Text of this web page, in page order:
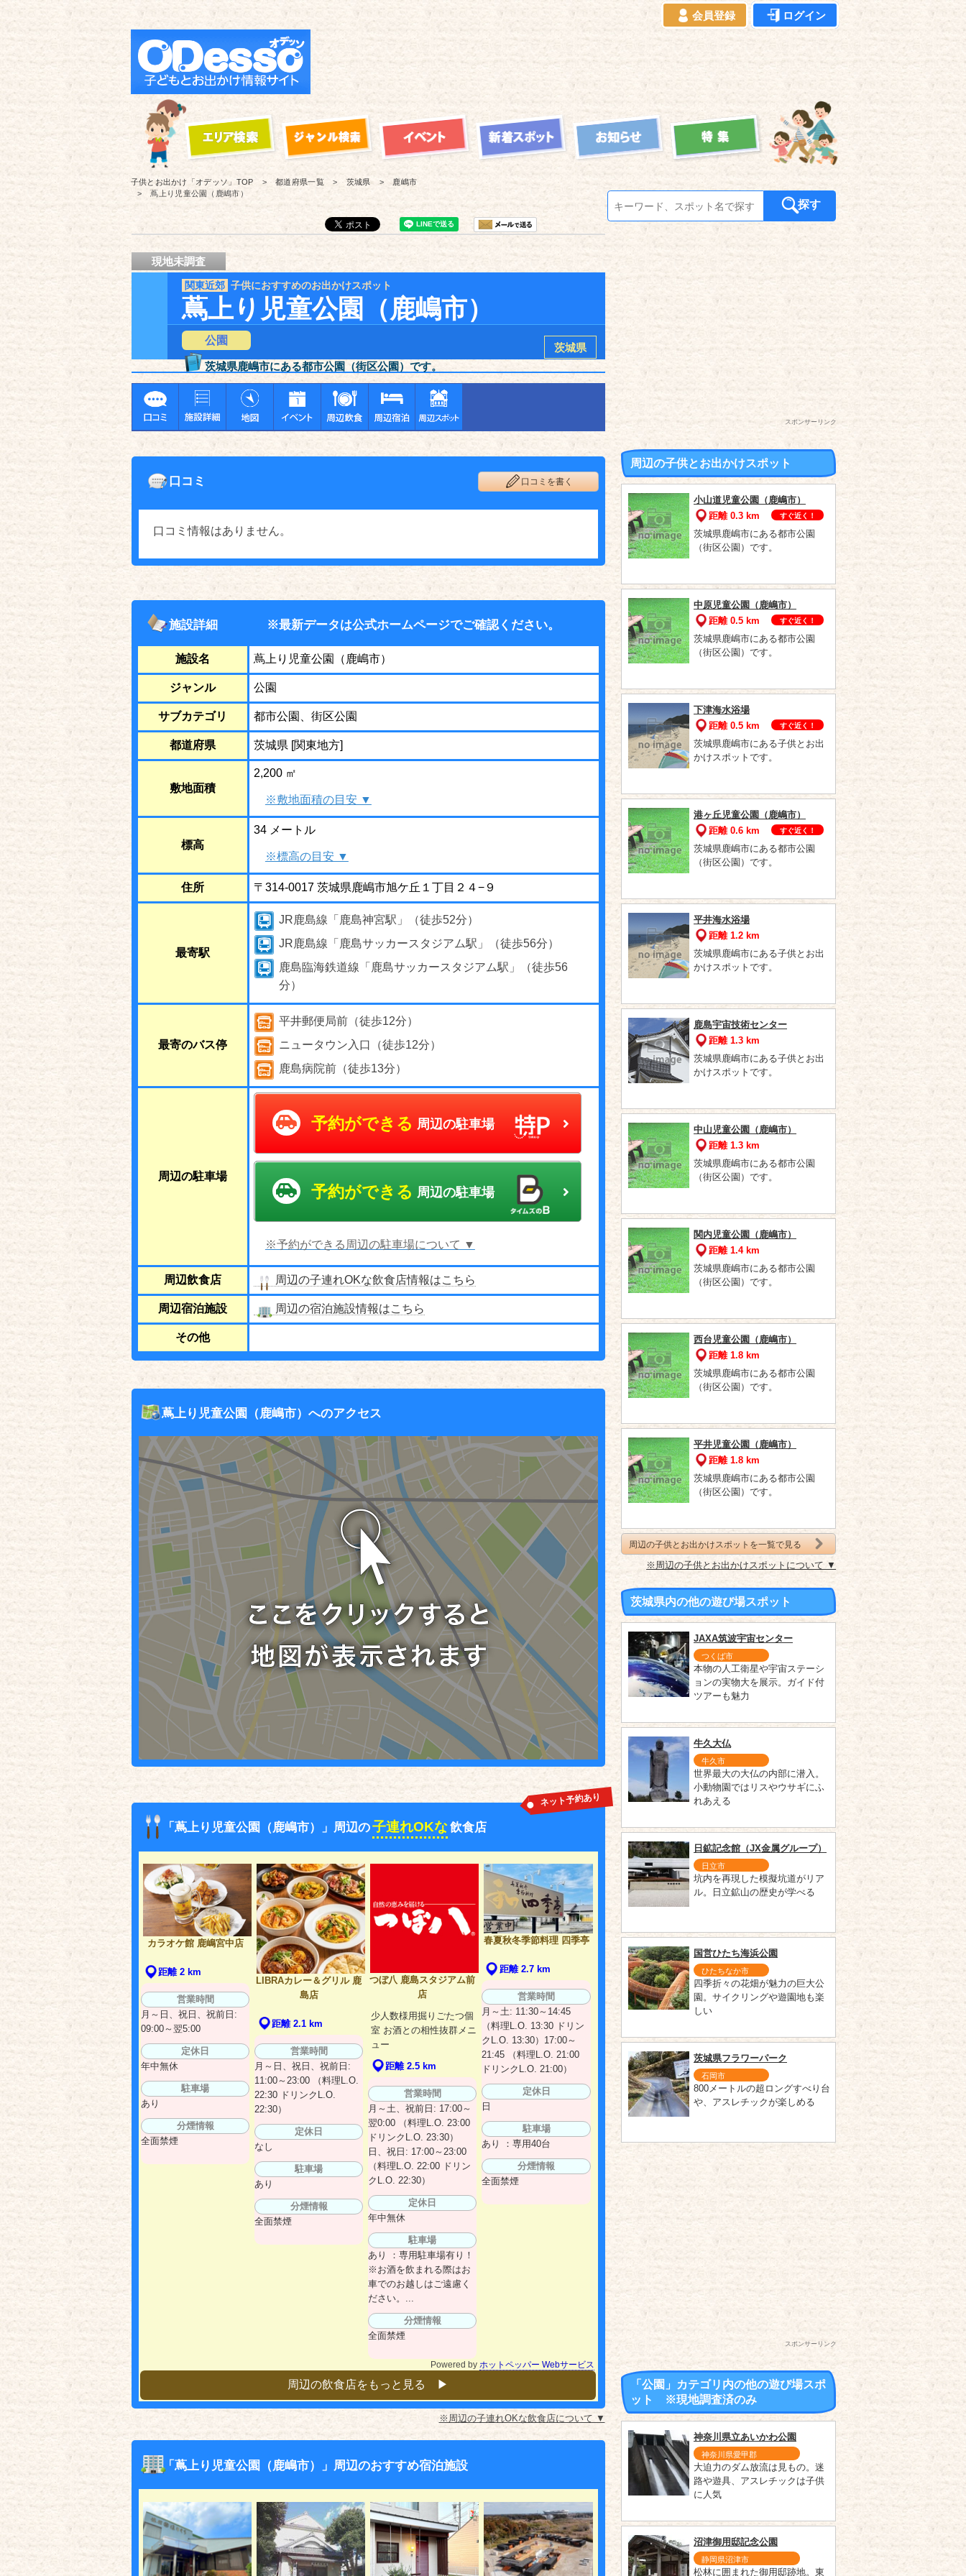
会員登録 ログイン
子供とお出かけ「オデッソ」 TOP 都道府県一覧 茨城県
鹿嶋市
蔦上り児童公園（鹿嶋市）
探す
現地未調査
関東近郊 子供におすすめのお出かけスポット
蔦上り児童公園（鹿嶋市）
公園
茨城県
茨城県鹿嶋市にある都市公園（街区公園）です。
口コミ 口コミを書く
口コミ情報はありません。
施設詳細 ※最新データは公式ホームページでご確認ください。
施設名 蔦上り児童公園（鹿嶋市）
ジャンル 公園
サブカテゴリ 都市公園、街区公園
都道府県 茨城県 [関東地方]
敷地面積
2,200 ㎡
※敷地面積の目安 ▼
標高
34 メートル
※標高の目安 ▼
住所 〒314-0017 茨城県鹿嶋市旭ケ丘１丁目２４−９
最寄駅
JR鹿島線「鹿島神宮駅」（徒歩52分）
JR鹿島線「鹿島サッカースタジアム駅」（徒歩56分）
鹿島臨海鉄道線「鹿島サッカースタジアム駅」（徒歩56
分）
最寄のバス停
平井郵便局前（徒歩12分）
ニュータウン入口（徒歩12分）
鹿島病院前（徒歩13分）
周辺の駐車場
予約ができる 周辺の駐車場
予約ができる 周辺の駐車場
※予約ができる周辺の駐車場について ▼
周辺飲食店 周辺の子連れOKな飲食店情報はこちら
周辺宿泊施設 周辺の宿泊施設情報はこちら
その他
蔦上り児童公園（鹿嶋市）へのアクセス
「蔦上り児童公園（鹿嶋市）」周辺の子連れOKな飲食店
ネット予約あり
カラオケ館 鹿嶋宮中店
距離 2 km
営業時間
月～日、祝日、祝前日:
09:00～翌5:00
定休日
年中無休
駐車場
あり
分煙情報
全面禁煙
LIBRAカレー＆グリル 鹿
島店
距離 2.1 km
営業時間
月～日、祝日、祝前日:
11:00～23:00 （料理L.O.
22:30 ドリンクL.O.
22:30）
定休日
なし
駐車場
あり
分煙情報
全面禁煙
つぼ八 鹿島スタジアム前
店
少人数様用掘りごたつ個
室 お酒との相性抜群メニ
ュー
距離 2.5 km
営業時間
月～土、祝前日: 17:00～
翌0:00 （料理L.O. 23:00
ドリンクL.O. 23:30）
日、祝日: 17:00～23:00
（料理L.O. 22:00 ドリン
クL.O. 22:30）
定休日
年中無休
駐車場
あり ：専用駐車場有り！
※お酒を飲まれる際はお
車でのお越しはご遠慮く
ださい。...
分煙情報
全面禁煙
春夏秋冬季節料理 四季亭
距離 2.7 km
営業時間
月～土: 11:30～14:45
（料理L.O. 13:30 ドリン
クL.O. 13:30）17:00～
21:45 （料理L.O. 21:00
ドリンクL.O. 21:00）
定休日
日
駐車場
あり ：専用40台
分煙情報
全面禁煙
Powered by ホットペッパー Webサービス
周辺の飲食店をもっと見る ▶︎
※周辺の子連れOKな飲食店について ▼
「蔦上り児童公園（鹿嶋市）」周辺のおすすめ宿泊施設
スポンサーリンク
周辺の子供とお出かけスポット
小山道児童公園（鹿嶋市）
距離 0.3 km
すぐ近く！
茨城県鹿嶋市にある都市公園
（街区公園）です。
中原児童公園（鹿嶋市）
距離 0.5 km
すぐ近く！
茨城県鹿嶋市にある都市公園
（街区公園）です。
下津海水浴場
距離 0.5 km
すぐ近く！
茨城県鹿嶋市にある子供とお出
かけスポットです。
港ヶ丘児童公園（鹿嶋市）
距離 0.6 km
すぐ近く！
茨城県鹿嶋市にある都市公園
（街区公園）です。
平井海水浴場
距離 1.2 km
茨城県鹿嶋市にある子供とお出
かけスポットです。
鹿島宇宙技術センター
距離 1.3 km
茨城県鹿嶋市にある子供とお出
かけスポットです。
中山児童公園（鹿嶋市）
距離 1.3 km
茨城県鹿嶋市にある都市公園
（街区公園）です。
関内児童公園（鹿嶋市）
距離 1.4 km
茨城県鹿嶋市にある都市公園
（街区公園）です。
西台児童公園（鹿嶋市）
距離 1.8 km
茨城県鹿嶋市にある都市公園
（街区公園）です。
平井児童公園（鹿嶋市）
距離 1.8 km
茨城県鹿嶋市にある都市公園
（街区公園）です。
周辺の子供とお出かけスポットを一覧で見る
※周辺の子供とお出かけスポットについて ▼
茨城県内の他の遊び場スポット
JAXA筑波宇宙センター
つくば市
本物の人工衛星や宇宙ステーシ
ョンの実物大を展示。ガイド付
ツアーも魅力
牛久大仏
牛久市
世界最大の大仏の内部に潜入。
小動物園ではリスやウサギにふ
れあえる
日鉱記念館（JX金属グループ）
日立市
坑内を再現した模擬坑道がリア
ル。日立鉱山の歴史が学べる
国営ひたち海浜公園
ひたちなか市
四季折々の花畑が魅力の巨大公
園。サイクリングや遊園地も楽
しい
茨城県フラワーパーク
石岡市
800メートルの超ロングすべり台
や、アスレチックが楽しめる
スポンサーリンク
「公園」カテゴリ内の他の遊び場スポ
ット ※現地調査済のみ
神奈川県立あいかわ公園
神奈川県愛甲郡
大迫力のダム放流は見もの。迷
路や遊具、アスレチックは子供
に人気
沼津御用邸記念公園
静岡県沼津市
松林に囲まれた御用邸跡地。東